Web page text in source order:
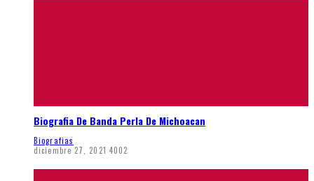
Biografia De Banda Perla De Michoacan
Biografias
diciembre 27, 2021 4002